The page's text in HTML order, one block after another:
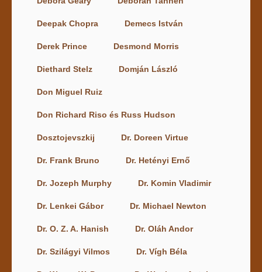
Deepak Chopra Demecs István
Derek Prince Desmond Morris
Diethard Stelz Domján László
Don Miguel Ruiz
Don Richard Riso és Russ Hudson
Dosztojevszkij Dr. Doreen Virtue
Dr. Frank Bruno Dr. Hetényi Ernő
Dr. Jozeph Murphy Dr. Komin Vladimir
Dr. Lenkei Gábor Dr. Michael Newton
Dr. O. Z. A. Hanish Dr. Oláh Andor
Dr. Szilágyi Vilmos Dr. Vígh Béla